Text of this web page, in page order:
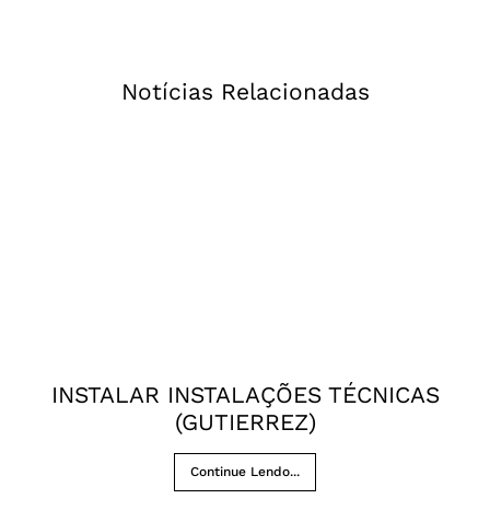
Notícias Relacionadas
INSTALAR INSTALAÇÕES TÉCNICAS
(GUTIERREZ)
Continue Lendo...